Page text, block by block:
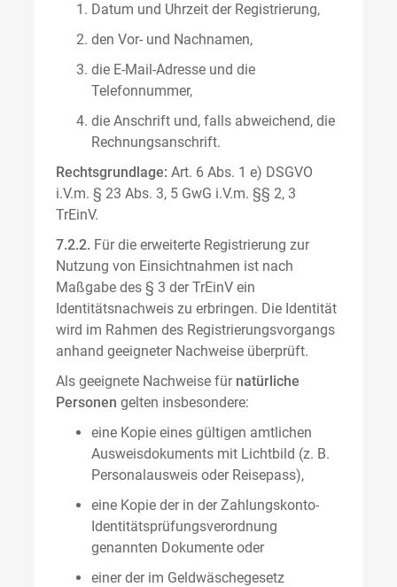
Datum und Uhrzeit der Registrierung,
den Vor- und Nachnamen,
die E-Mail-Adresse und die
Telefonnummer,
die Anschrift und, falls abweichend, die
Rechnungsanschrift.
Rechtsgrundlage: Art. 6 Abs. 1 e) DSGVO
i.V.m. § 23 Abs. 3, 5 GwG i.V.m. §§ 2, 3
TrEinV.
7.2.2. Für die erweiterte Registrierung zur
Nutzung von Einsichtnahmen ist nach
Maßgabe des § 3 der TrEinV ein
Identitätsnachweis zu erbringen. Die Identität
wird im Rahmen des Registrierungsvorgangs
anhand geeigneter Nachweise überprüft.
Als geeignete Nachweise für natürliche
Personen gelten insbesondere:
eine Kopie eines gültigen amtlichen
Ausweisdokuments mit Lichtbild (z. B.
Personalausweis oder Reisepass),
eine Kopie der in der Zahlungskonto-
Identitätsprüfungsverordnung
genannten Dokumente oder
einer der im Geldwäschegesetz